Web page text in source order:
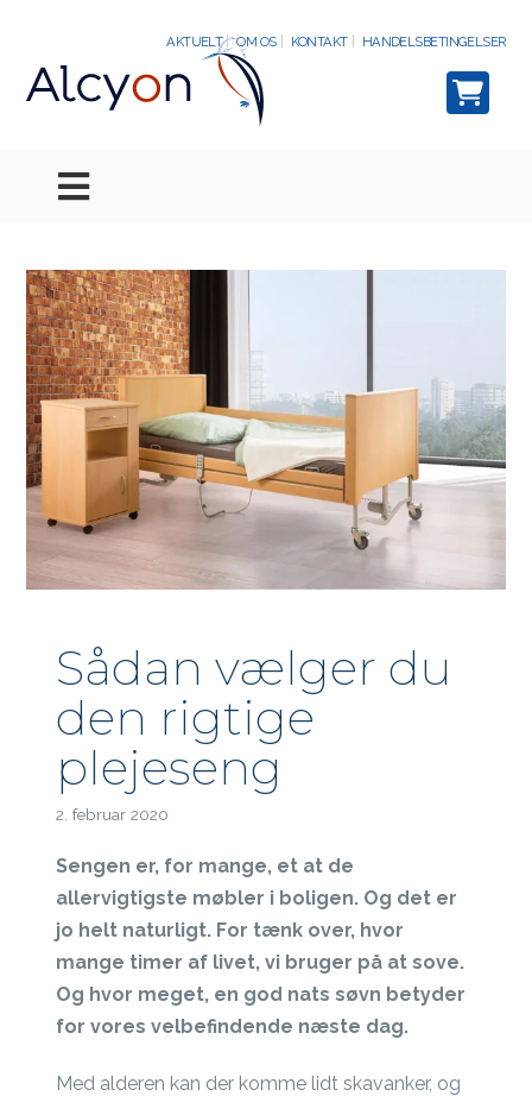
AKTUELT OM OS KONTAKT HANDELSBETINGELSER
Sådan vælger du
den rigtige
plejeseng
2. februar 2020
Sengen er, for mange, et at de
allervigtigste møbler i boligen. Og det er
jo helt naturligt. For tænk over, hvor
mange timer af livet, vi bruger på at sove.
Og hvor meget, en god nats søvn betyder
for vores velbefindende næste dag.
Med alderen kan der komme lidt skavanker, og